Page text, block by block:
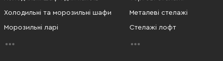
Холодильні та морозильні шафи
Морозильні ларі
Металеві стелажі
Стелажі лофт